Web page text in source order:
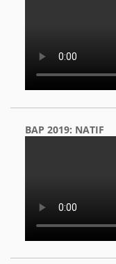
BAP 2019: NATIF